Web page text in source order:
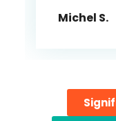
Michel S.